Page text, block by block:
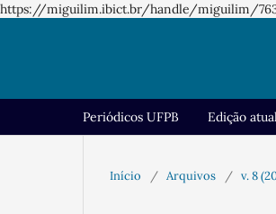
https://miguilim.ibict.br/handle/miguilim/
Periódicos UFPB Edição
Início / Arquivos / v. 8